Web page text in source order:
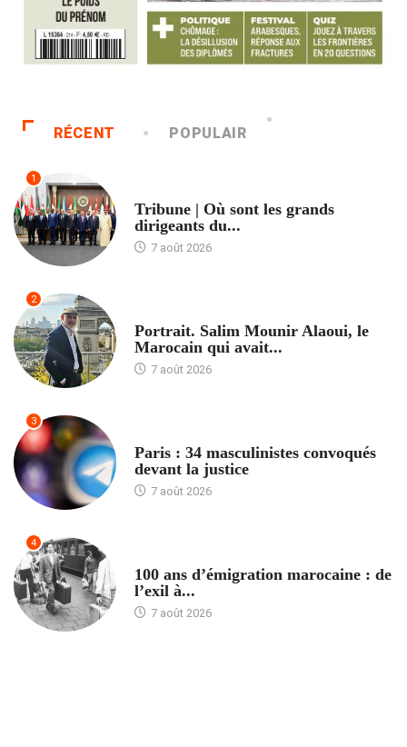
RÉCENT POPULAIR
1
Tribune | Où sont les grands
dirigeants du...
7 août 2026
2
Portrait. Salim Mounir Alaoui, le
Marocain qui avait...
7 août 2026
3
Paris : 34 masculinistes convoqués
devant la justice
7 août 2026
4
100 ans d’émigration marocaine : de
l’exil à...
7 août 2026